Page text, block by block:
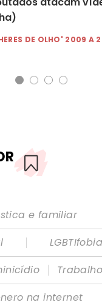
DE OLHO' 2009 A
e familiar
|
LGBTIfobia
|
Trabalho
na internet